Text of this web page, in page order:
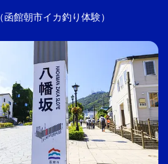
館朝市イカ釣り体験）